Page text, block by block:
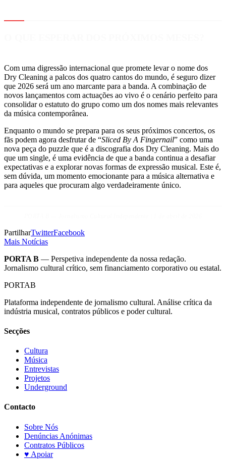
Com uma digressão internacional que promete levar o nome dos
Dry Cleaning a palcos dos quatro cantos do mundo, é seguro dizer
que 2026 será um ano marcante para a banda. A combinação de
novos lançamentos com actuações ao vivo é o cenário perfeito para
consolidar o estatuto do grupo como um dos nomes mais relevantes
da música contemporânea.
Enquanto o mundo se prepara para os seus próximos concertos, os
fãs podem agora desfrutar de “Sliced By A Fingernail” como uma
nova peça do puzzle que é a discografia dos Dry Cleaning. Mais do
que um single, é uma evidência de que a banda continua a desafiar
expectativas e a explorar novas formas de expressão musical. Este é,
sem dúvida, um momento emocionante para a música alternativa e
para aqueles que procuram algo verdadeiramente único.
PartilharTwitterFacebook
Mais Notícias
PORTA B — Perspetiva independente da nossa redação.
Jornalismo cultural crítico, sem financiamento corporativo ou estatal.
PORTAB
Plataforma independente de jornalismo cultural. Análise crítica da
indústria musical, contratos públicos e poder cultural.
Secções
Cultura
Música
Entrevistas
Projetos
Underground
Contacto
Sobre Nós
Denúncias Anónimas
Contratos Públicos
♥ Apoiar